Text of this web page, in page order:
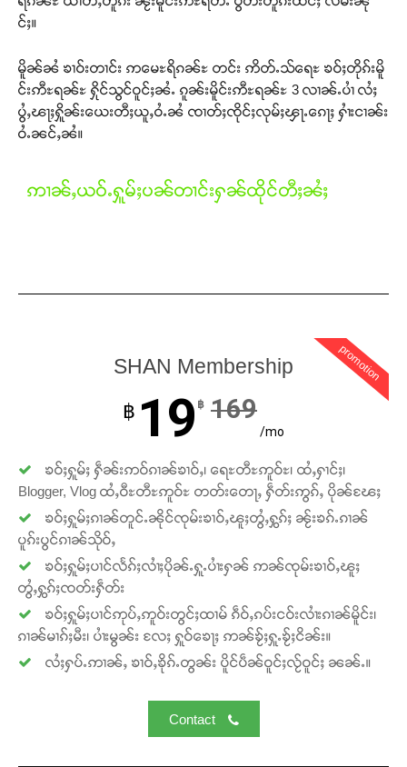
Support SHAN
တ်ႇ တူဝ်ႈလုမ်ႈၾႃႉၼၼ်ႉ ၶဝ်ႈႁူမ်ႈၵမ်ႉထႅမ် ၸုမ်းၶၢ
ဝ်ႇၽူႈတွႆႇႁွၵ်ႈ လႆႈယူႇၶႃႈဢေႃႈ။
င်ႈ။
မိူၼ်ၼႆ ၶၢဝ်းတၢင်း ဢမေႊရိၵၼ်ႊ တင်း ဢိတ်ႉသ်ရေႊ ၶဝ်ႈတိုၵ်းမိူ
င်းဢီႊရၼ်ႊ ႁိုင်သွင်ဝူင်ႈၼႆႉ ၵူၼ်းမိူင်းဢီႊရၼ်ႊ 3 လၢၼ်ႉပၢႆ လႆႈ
ပွႆႇၽႃႈႁိူၼ်းယေးတီႈယူႇဝႆႉၼႆ ၸၢတ်ႈၸိုင်ႈလုမ်ႈၾႃႉၵေႃႈ ႁၢႆးငၢၼ်း
ဝႆႉၼင်ႇၼႆ။
ဢၢၼ်ႇယဝ်ႉႁူမ်ႈပၼ်တၢင်းႁၼ်ထိုင်တီႈၼႆႈ
promotion
SHAN Membership
฿ 19 ฿ 169
/mo
ၶဝ်ႈႁူမ်ႈ ႁဵၼ်းဢဝ်ၵၢၼ်ၶၢဝ်ႇ၊ ရေႊတီႊဢူဝ်ႊ၊ ထႆႇႁၢင်ႈ၊
Blogger, Vlog ထႆႇဝီႊတီႊဢူဝ်ႊ တတ်းတေႃႇ ႁဵတ်းဢွၵ်ႇ ပိုၼ်ၽႄႈ
ၶဝ်ႈႁူမ်ႈၵၢၼ်တူင်ႉၼိုင်ၸုမ်းၶၢဝ်ႇၽူႈတွႆႇႁွၵ်ႈ ၼႂ်းၶၵ်ႉၵၢၼ်
ပူၵ်းပွင်ၵၢၼ်သိုဝ်ႇ
ၶဝ်ႈႁူမ်ႈပၢင်လႅၵ်ႈလၢႆႈပိုၼ်ႉႁူႉပၢႆးႁၼ် ဢၼ်ၸုမ်းၶၢဝ်ႇၽူႈ
တွႆႇႁွၵ်ႈၸတ်းႁဵတ်း
ၶဝ်ႈႁူမ်ႈပၢင်ဢုပ်ႇဢူဝ်းတွင်ႈထၢမ် ၵဵဝ်ႇၵပ်းငဝ်းလၢႆးၵၢၼ်မိူင်း၊
ၵၢၼ်မၢၵ်ႈမီး၊ ပၢႆးမွၼ်း လႄႈ ႁူဝ်ၶေႃႈ ဢၼ်ၶႂ်ႈႁူႉၶႂ်ႈငိၼ်း။
လႆႈႁပ်ႉဢၢၼ်ႇ ၶၢဝ်ႇၶိုၵ်ႉတွၼ်း ပိူင်ပဵၼ်ဝူင်ႈလႂ်ဝူင်ႈ ၼၼ်ႉ။
Contact